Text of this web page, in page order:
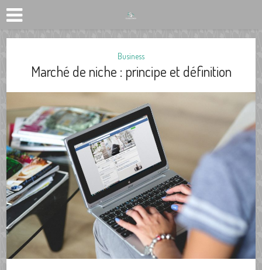
Business
Marché de niche : principe et définition